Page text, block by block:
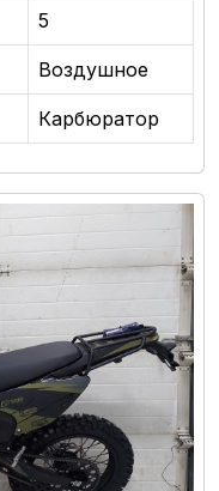
5
Воздушное
Карбюратор